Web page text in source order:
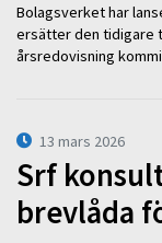
Bolagsverket har
ersätter den tidigare
årsredovisning
13 mars 2026
Srf
brevlåda